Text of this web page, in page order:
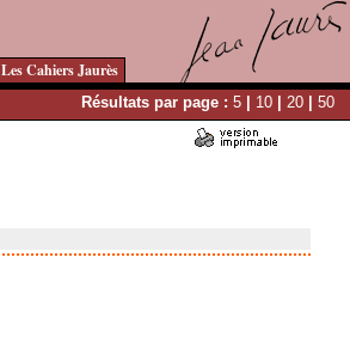
Les Cahiers Jaurès
Résultats par page : 5 | 10 | 20 | 50